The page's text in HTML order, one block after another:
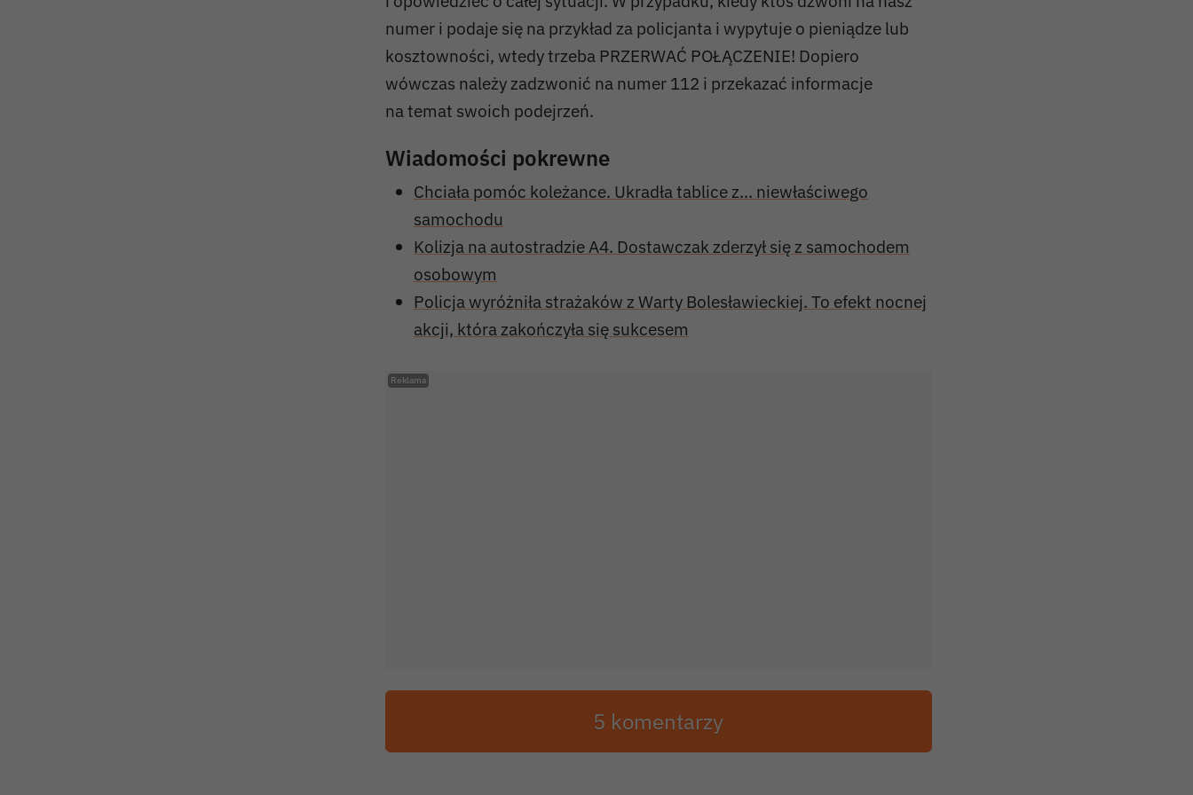
numer i podaje się na przykład za policjanta i wypytuje o pieniądze lub
kosztowności, wtedy trzeba PRZERWAĆ POŁĄCZENIE! Dopiero
wówczas należy zadzwonić na numer 112 i przekazać informacje
na temat swoich podejrzeń.
Wiadomości pokrewne
Chciała pomóc koleżance. Ukradła tablice z... niewłaściwego
samochodu
Kolizja na autostradzie A4. Dostawczak zderzył się z samochodem
osobowym
Policja wyróżniła strażaków z Warty Bolesławieckiej. To efekt nocnej
akcji, która zakończyła się sukcesem
5 komentarzy